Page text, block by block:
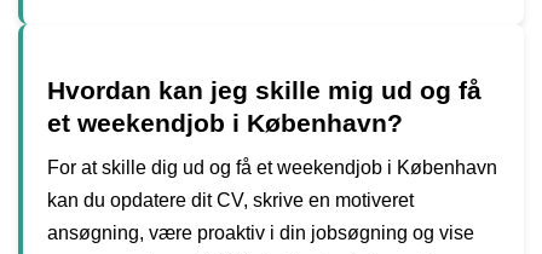
Hvordan kan jeg skille mig ud og få
et weekendjob i København?
For at skille dig ud og få et weekendjob i København
kan du opdatere dit CV, skrive en motiveret
ansøgning, være proaktiv i din jobsøgning og vise